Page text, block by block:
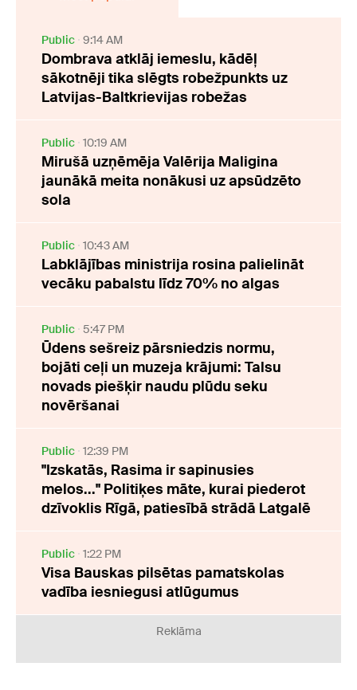
Public 9:14 AM
Dombrava atklāj iemeslu, kādēļ
sākotnēji tika slēgts robežpunkts uz
Latvijas-Baltkrievijas robežas
Public 10:19 AM
Mirušā uzņēmēja Valērija Maligina
jaunākā meita nonākusi uz apsūdzēto
sola
Public 10:43 AM
Labklājības ministrija rosina palielināt
vecāku pabalstu līdz 70% no algas
Public 5:47 PM
Ūdens sešreiz pārsniedzis normu,
bojāti ceļi un muzeja krājumi: Talsu
novads piešķir naudu plūdu seku
novēršanai
Public 12:39 PM
"Izskatās, Rasima ir sapinusies
melos..." Politiķes māte, kurai piederot
dzīvoklis Rīgā, patiesībā strādā Latgalē
Public 1:22 PM
Visa Bauskas pilsētas pamatskolas
vadība iesniegusi atlūgumus
Reklāma